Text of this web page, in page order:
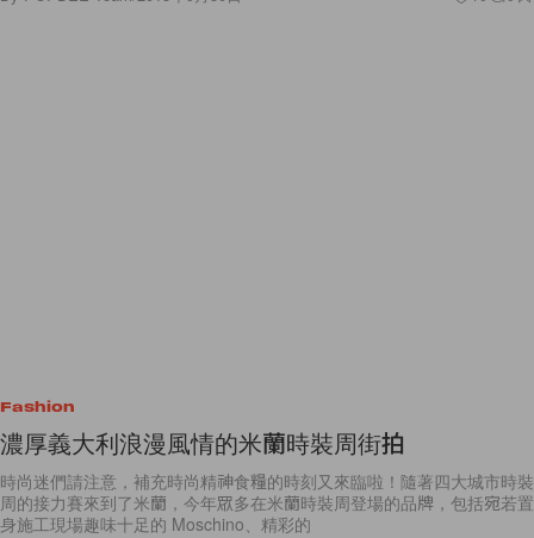
Fashion
濃厚義大利浪漫風情的米蘭時裝周街拍
時尚迷們請注意，補充時尚精神食糧的時刻又來臨啦！隨著四大城市時裝
周的接力賽來到了米蘭，今年眾多在米蘭時裝周登場的品牌，包括宛若置
身施工現場趣味十足的 Moschino、精彩的